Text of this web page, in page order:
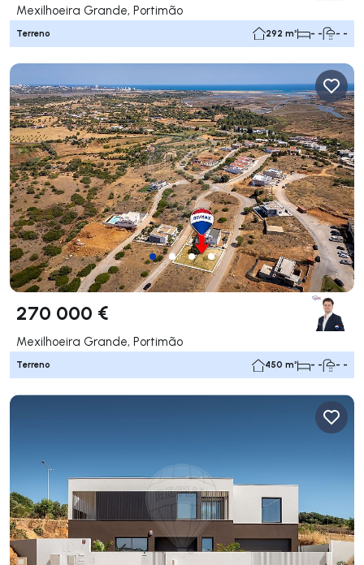
Mexilhoeira Grande, Portimão
Terreno 292 m² - - - -
270 000 €
Mexilhoeira Grande, Portimão
Terreno 450 m² - - - -